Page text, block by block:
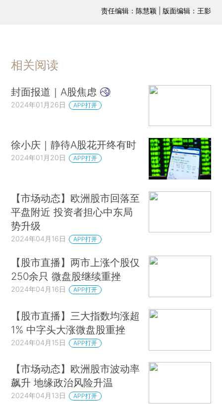
责任编辑：陈慧颖 | 版面编辑：王影
相关阅读
封面报道｜A股焦虑
2024年01月26日 APP打开
徐小庆｜静待A股花开终有时
2024年01月20日 APP打开
【市场动态】欧洲股市回落至
平盘附近 投资者担心中东局
势升级
2024年04月16日 APP打开
【股市直播】两市上涨个股仅
250余只 微盘股继续重挫
2024年04月16日 APP打开
【股市直播】三大指数均涨超
1% 中字头大涨微盘股重挫
2024年04月15日 APP打开
【市场动态】欧洲股市波动率
飙升 地缘政治风险升温
2024年04月13日 APP打开